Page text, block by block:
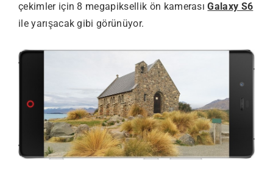
çekimler için 8 megapiksellik ön kamerasıGalaxy S6
ile yarışacak gibi görünüyor.